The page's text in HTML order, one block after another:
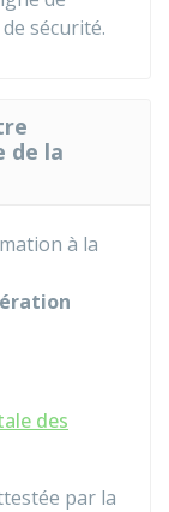
sécurité.
de la
à la
des
par la